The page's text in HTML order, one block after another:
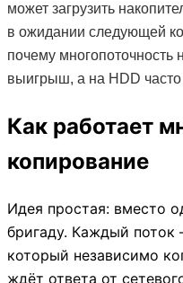
может загрузить
в ожидании следующей
почему многопоточность
выигрыш, а на HDD часто
Как работает
копирование
Идея простая: вместо
бригаду. Каждый
который независимо
ждёт ответа от